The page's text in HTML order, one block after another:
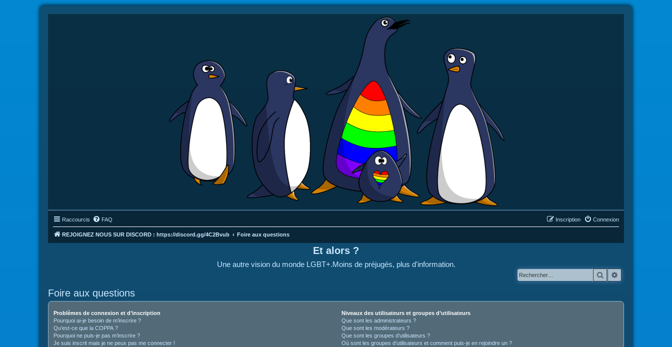
Raccourcis FAQ Connexion
Inscription
REJOIGNEZ NOUS SUR DISCORD : https://discord.gg/4C2Bvub Foire aux questions
Et alors ?
Une autre vision du monde LGBT+.Moins de préjugés, plus d'information.
Rechercher
Foire aux questions
Problèmes de connexion et d’inscription
Pourquoi ai-je besoin de m’inscrire ?
Qu’est-ce que la COPPA ?
Pourquoi ne puis-je pas m’inscrire ?
Je suis inscrit mais je ne peux pas me connecter !
Niveaux des utilisateurs et groupes d’utilisateurs
Que sont les administrateurs ?
Que sont les modérateurs ?
Que sont les groupes d’utilisateurs ?
Où sont les groupes d’utilisateurs et comment puis-je en rejoindre un ?